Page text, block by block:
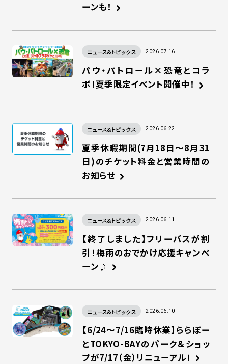
ーンも！
ニュース&トピックス 2026.07.16
パウ・パトロール×恐竜とコラ
ボ！夏季限定イベント開催中！
ニュース&トピックス 2026.06.22
夏季休暇期間(7月18日～8月31
日)のチケット料金と営業時間の
お知らせ
ニュース&トピックス 2026.06.11
【終了しました】フリーパスが割
引！梅雨のおでかけ応援キャンペ
ーン♪
ニュース&トピックス 2026.06.10
【6/24～7/16臨時休業】ららぽー
とTOKYO-BAYのパーク＆ショッ
プが7/17（金）リニューアル！